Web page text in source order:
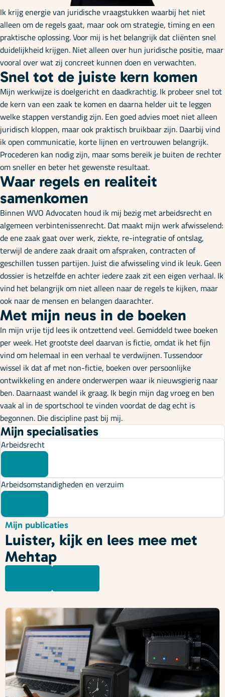
Cursussen
Podcasts
Over ons
Ik krijg energie van juridische vraagstukken waarbij het niet
alleen om de regels gaat, maar ook om strategie, timing en een
praktische oplossing. Voor mij is het belangrijk dat cliënten snel
duidelijkheid krijgen. Niet alleen over hun juridische positie, maar
vooral over wat zij concreet kunnen doen en verwachten.
Snel tot de juiste kern komen
Mijn werkwijze is doelgericht en daadkrachtig. Ik probeer snel tot
de kern van een zaak te komen en daarna helder uit te leggen
welke stappen verstandig zijn. Een goed advies moet niet alleen
juridisch kloppen, maar ook praktisch bruikbaar zijn. Daarbij vind
ik open communicatie, korte lijnen en vertrouwen belangrijk.
Procederen kan nodig zijn, maar soms bereik je buiten de rechter
om sneller en beter het gewenste resultaat.
Waar regels en realiteit
samenkomen
Binnen WVO Advocaten houd ik mij bezig met arbeidsrecht en
algemeen verbintenissenrecht. Dat maakt mijn werk afwisselend:
de ene zaak gaat over werk, ziekte, re-integratie of ontslag,
terwijl de andere zaak draait om afspraken, contracten of
geschillen tussen partijen. Juist die afwisseling vind ik leuk. Geen
dossier is hetzelfde en achter iedere zaak zit een eigen verhaal. Ik
vind het belangrijk om niet alleen naar de regels te kijken, maar
ook naar de mensen en belangen daarachter.
Met mijn neus in de boeken
In mijn vrije tijd lees ik ontzettend veel. Gemiddeld twee boeken
per week. Het grootste deel daarvan is fictie, omdat ik het fijn
vind om helemaal in een verhaal te verdwijnen. Tussendoor
wissel ik dat af met non-fictie, boeken over persoonlijke
ontwikkeling en andere onderwerpen waar ik nieuwsgierig naar
ben. Daarnaast wandel ik graag. Ik begin mijn dag vroeg en ben
vaak al in de sportschool te vinden voordat de dag echt is
begonnen. Die discipline past bij mij.
Mijn specialisaties
Arbeidsrecht
Arbeidsomstandigheden en verzuim
Mijn publicaties
Luister, kijk en lees mee met
Mehtap